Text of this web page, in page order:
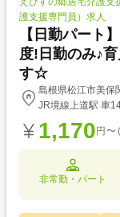
護支援専門員）求人
【日勤パート
度!日勤のみ♪
す☆
島根県松江市美保
JR境線上道駅 車
1,170 円
非常勤・パート